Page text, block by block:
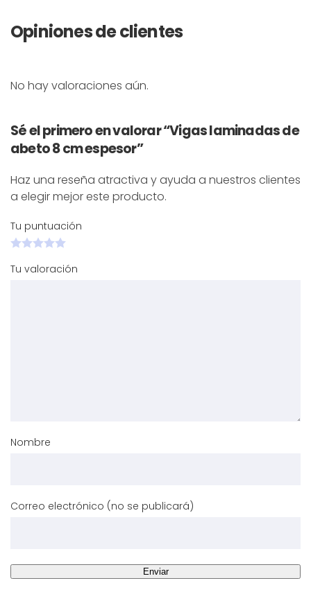
Opiniones de clientes
No hay valoraciones aún.
Sé el primero en valorar “Vigas laminadas de
abeto 8 cm espesor”
Haz una reseña atractiva y ayuda a nuestros clientes
a elegir mejor este producto.
Tu puntuación
Tu valoración
Nombre
Correo electrónico (no se publicará)